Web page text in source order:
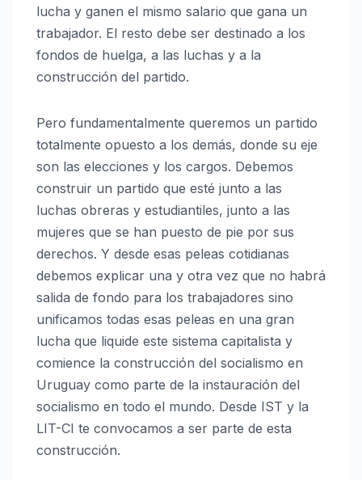
lucha y ganen el mismo salario que gana un
trabajador. El resto debe ser destinado a los
fondos de huelga, a las luchas y a la
construcción del partido.
Pero fundamentalmente queremos un partido
totalmente opuesto a los demás, donde su eje
son las elecciones y los cargos. Debemos
construir un partido que esté junto a las
luchas obreras y estudiantiles, junto a las
mujeres que se han puesto de pie por sus
derechos. Y desde esas peleas cotidianas
debemos explicar una y otra vez que no habrá
salida de fondo para los trabajadores sino
unificamos todas esas peleas en una gran
lucha que liquide este sistema capitalista y
comience la construcción del socialismo en
Uruguay como parte de la instauración del
socialismo en todo el mundo. Desde IST y la
LIT-CI te convocamos a ser parte de esta
construcción.